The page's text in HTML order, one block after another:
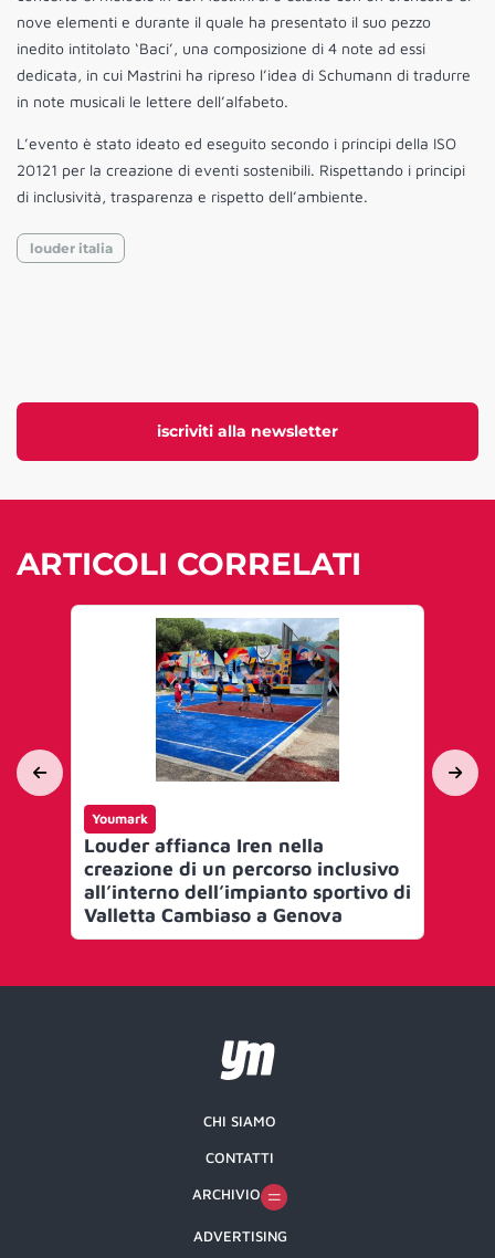
iscriviti alla newsletter
nove elementi e durante il quale ha presentato il suo pezzo
inedito intitolato ‘Baci’, una composizione di 4 note ad essi
dedicata, in cui Mastrini ha ripreso l’idea di Schumann di tradurre
in note musicali le lettere dell’alfabeto.
L’evento è stato ideato ed eseguito secondo i principi della ISO
20121 per la creazione di eventi sostenibili. Rispettando i principi
di inclusività, trasparenza e rispetto dell’ambiente.
louder italia
ARTICOLI CORRELATI
Youmark
Louder affianca Iren nella
creazione di un percorso inclusivo
all’interno dell’impianto sportivo di
Valletta Cambiaso a Genova
CHI SIAMO
CONTATTI
ARCHIVIO
ADVERTISING